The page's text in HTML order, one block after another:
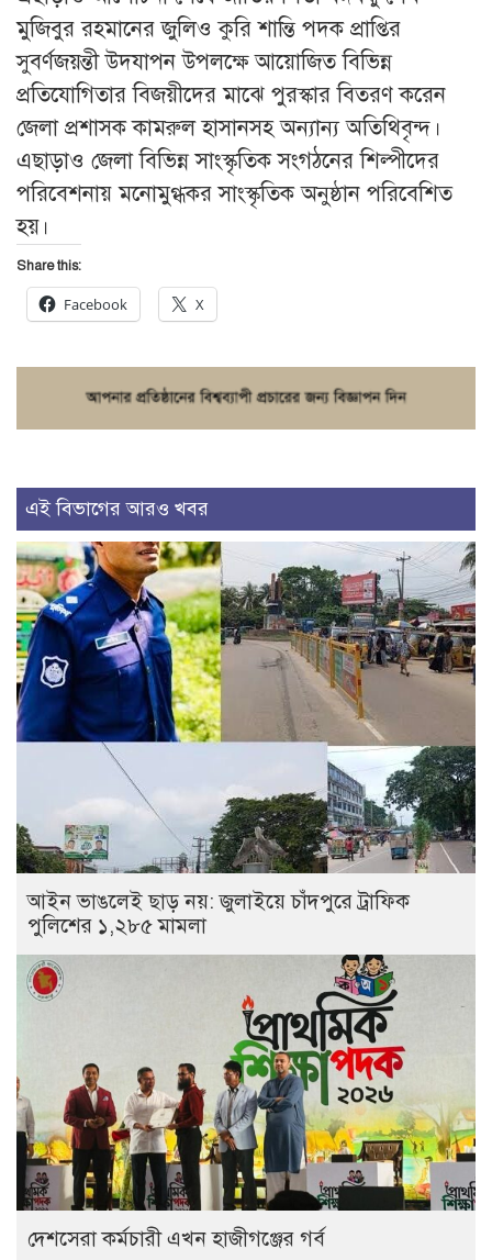
মুজিবুর রহমানের জুলিও কুরি শান্তি পদক প্রাপ্তির
সুবর্ণজয়ন্তী উদযাপন উপলক্ষে আয়োজিত বিভিন্ন
প্রতিযোগিতার বিজয়ীদের মাঝে পুরস্কার বিতরণ করেন
জেলা প্রশাসক কামরুল হাসানসহ অন্যান্য অতিথিবৃন্দ।
এছাড়াও জেলা বিভিন্ন সাংস্কৃতিক সংগঠনের শিল্পীদের
পরিবেশনায় মনোমুগ্ধকর সাংস্কৃতিক অনুষ্ঠান পরিবেশিত
হয়।
Share this:
Facebook X
এই বিভাগের আরও খবর
আইন ভাঙলেই ছাড় নয়: জুলাইয়ে চাঁদপুরে ট্রাফিক
পুলিশের ১,২৮৫ মামলা
দেশসেরা কর্মচারী এখন হাজীগঞ্জের গর্ব